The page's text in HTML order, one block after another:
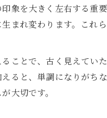
象を大きく左右する重
まれ変わります。これ
ことで、古く見えてい
えると、単調になりがち
大切です。